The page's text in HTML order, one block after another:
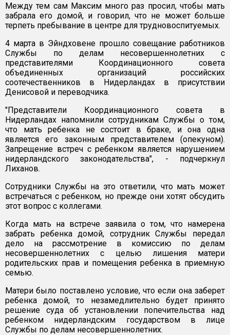
Между тем сам Максим много раз просил, чтобы мать
забрала его домой, и говорил, что не может больше
терпеть пребывание в центре для трудновоспитуемых.
4 марта в Эйндховене прошло совещание работников
Службы по делам несовершеннолетних с
представителями Координационного совета
объединенных организаций российских
соотечественников в Нидерландах в присутствии
Денисовой и переводчика.
"Представители Координационного совета в
Нидерландах напомнили сотрудникам Службы о том,
что мать ребенка не состоит в браке, и она одна
является его законным представителем (опекуном).
Запрещение встреч с ребенком является нарушением
нидерландского законодательства", - подчеркнул
Лиханов.
Сотрудники Службы на это ответили, что мать может
встречаться с ребенком, но прежде они хотят обсудить
этот вопрос с коллегами.
Когда мать на встрече заявила о том, что намерена
забрать ребенка домой, сотрудник Службы передал
дело на рассмотрение в комиссию по делам
несовершеннолетних с целью лишения матери
родительских прав и помещения ребенка в приемную
семью.
Матери было поставлено условие, что если она заберет
ребенка домой, то незамедлительно будет принято
решение суда об установлении попечительства над
ребенком нидерландским государством в лице
Службы по делам несовершеннолетних.